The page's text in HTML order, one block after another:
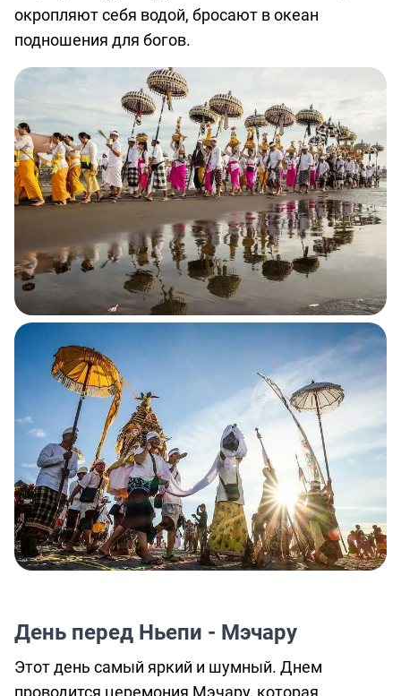
окропляют себя водой, бросают в океан
подношения для богов.
День перед Ньепи - Мэчару
Этот день самый яркий и шумный. Днем
проводится церемония Мэчару, которая